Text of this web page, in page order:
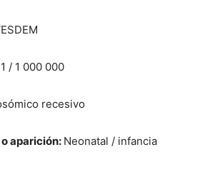
/ 1 000 000
recesivo
aparición: Neonatal / infancia